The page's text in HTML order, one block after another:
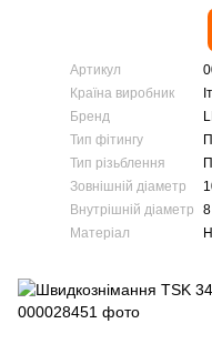
Артикул
Країна виробник
Бренд
Тип фітингу
Тип різьблення
Зовнішній діаметр
Внутрішній діаметр
Матеріал